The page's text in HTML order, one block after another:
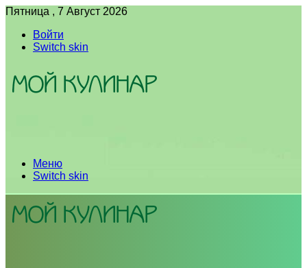
Пятница , 7 Август 2026
Войти
Switch skin
Меню
Switch skin